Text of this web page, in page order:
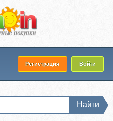
Регистрация Войти
Найти